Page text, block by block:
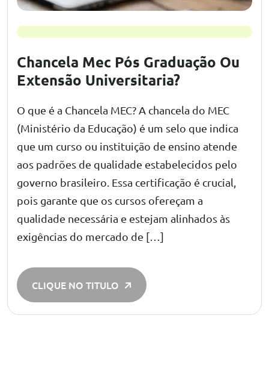
Chancela Mec Pós Graduação Ou
Extensão Universitaria?
O que é a Chancela MEC? A chancela do MEC
(Ministério da Educação) é um selo que indica
que um curso ou instituição de ensino atende
aos padrões de qualidade estabelecidos pelo
governo brasileiro. Essa certificação é crucial,
pois garante que os cursos ofereçam a
qualidade necessária e estejam alinhados às
exigências do mercado de […]
CLIQUE NO TITULO